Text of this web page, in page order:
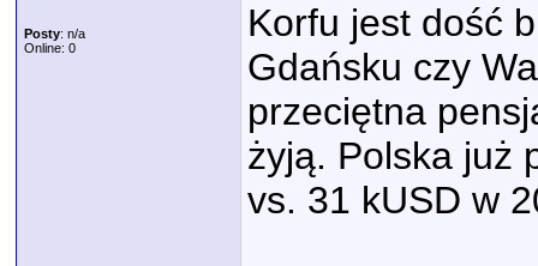
Posty: n/a
Online: 0
Korfu jest dość
Gdańsku czy
przeciętna
żyją. Polska już
vs. 31 kUSD w